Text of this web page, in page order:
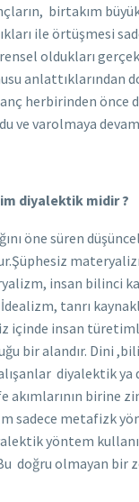
birtakım
ile örtüşmesi
oldukları
anlattıklarından
herbirinden önce
ve varolmaya
diyalektik midir ?
öne süren
insan bilinci
İdealizm, tanrı
içinde insan
bir alandır. Dini
diyalektik ya
akımlarının birine
sadece metafizk
yöntem
doğru olmayan bir